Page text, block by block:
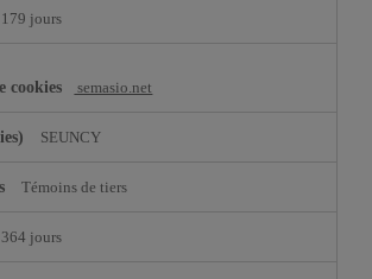
179 jours
semasio.net
SEUNCY
Témoins de tiers
364 jours